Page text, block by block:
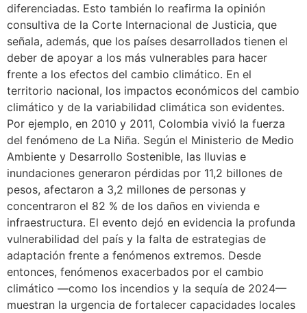
diferenciadas. Esto también lo reafirma la opinión
consultiva de la Corte Internacional de Justicia, que
señala, además, que los países desarrollados tienen el
deber de apoyar a los más vulnerables para hacer
frente a los efectos del cambio climático. En el
territorio nacional, los impactos económicos del cambio
climático y de la variabilidad climática son evidentes.
Por ejemplo, en 2010 y 2011, Colombia vivió la fuerza
del fenómeno de La Niña. Según el Ministerio de Medio
Ambiente y Desarrollo Sostenible, las lluvias e
inundaciones generaron pérdidas por 11,2 billones de
pesos, afectaron a 3,2 millones de personas y
concentraron el 82 % de los daños en vivienda e
infraestructura. El evento dejó en evidencia la profunda
vulnerabilidad del país y la falta de estrategias de
adaptación frente a fenómenos extremos. Desde
entonces, fenómenos exacerbados por el cambio
climático —como los incendios y la sequía de 2024—
muestran la urgencia de fortalecer capacidades locales